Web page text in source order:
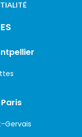
Gervais